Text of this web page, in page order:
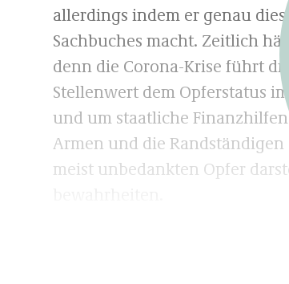
allerdings indem er genau
Sachbuches macht. Zeitlich
denn die Corona-Krise führt
Stellenwert dem Opferstatus
und um staatliche Finanzhilfen
Armen und die Randständigen
meist unbedankten Opfer